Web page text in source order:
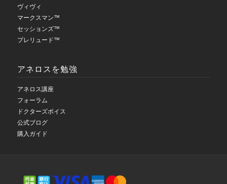
ヴィヴィ
マークスマン™
セッションズ™
プレリュード™
アネロスを勉強
アネロス講座
フォーラム
ドクターズボイス
公式ブログ
購入ガイド